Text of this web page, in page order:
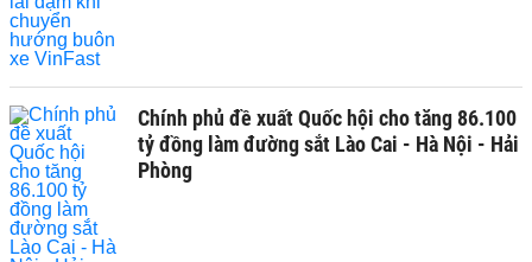
Chính phủ đề xuất Quốc hội cho tăng 86.100
tỷ đồng làm đường sắt Lào Cai - Hà Nội - Hải
Phòng